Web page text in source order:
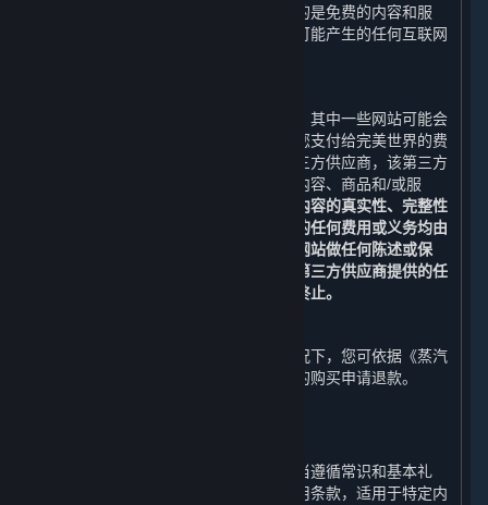
他内容和服务一样，即使完美世界提供的是免费的内容和服
务，您也必须自行负担使用蒸汽平台时可能产生的任何互联网
蒸汽平台可能会提供第三方网站的链接。其中一些网站可能会
向您额外收取费用，该等费用不包括在您支付给完美世界的费
用之内。您可能会通过蒸汽平台访问第三方供应商，该第三方
供应商可能在蒸汽平台或互联网上提供内容、商品和/或服
您有义务自行确认第三方网站及其内容的真实性、完整性
和可信性。您与该等第三方交易中产生的任何费用或义务均由
您自行承担。完美世界不对任何第三方网站做任何陈述或保
证。请特别注意，完美世界不保证通过第三方供应商提供的任
何内容和服务不会被改变、被暂停或被终止。
在不与任何您享有的法定权利冲突的情况下，您可依据《蒸汽
平台退款政策》就您在蒸汽平台上进行的购买申请退款。
您的在线行为以及与其他用户的互动应当遵循常识和基本礼
仪。根据特定游戏或其他服务适用的使用条款，适用于特定内